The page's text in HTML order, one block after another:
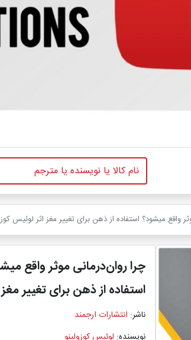
واقع میشود؟ استفاده از ذهن برای تغییر مغز اثر لوئیس
چرا روان‌درمانی موثر واقع
استفاده از ذهن برای تغییر مغز
ناشر: انتشارات ارجمند
نویسنده: لوئیس کوزولینو